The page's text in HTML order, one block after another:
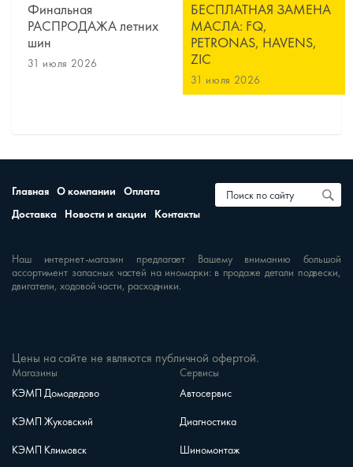
Финальная
РАСПРОДАЖА летних
шин
31 июля 2026
БЕСПЛАТНАЯ ЗАМЕНА
МАСЛА: FQ,
PETRONAS, HAVENS,
ZIC
31 июля 2026
Главная О компании
Оплата
Доставка
Новости и акции Контакты
Магазины
КЭМП Домодедово
КЭМП Жуковский
КЭМП Климовск
Сервисы
Автосервис
Диагностика
Шиномонтаж
Наш интернет-магазин предлагает Вашему вниманию большой
ассортимент запасных частей на иномарки: в продаже детали подвески,
двигатели, ходовой части, расходники.
Цены на сайте не являются публичной офертой.